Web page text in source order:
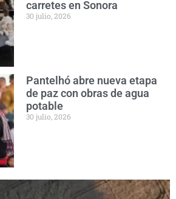
carretes en Sonora
30 julio, 2026
Pantelhó abre nueva etapa
de paz con obras de agua
potable
30 julio, 2026